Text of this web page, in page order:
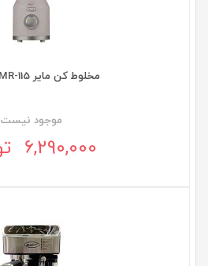
مخلوط کن مایر MAIER MR-115
موجود نيست
6,290,000 تومان